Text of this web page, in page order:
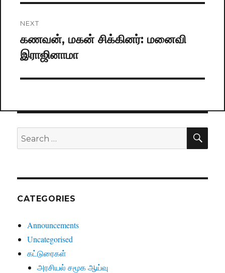
NEXT
Next
post:
கணவன், மகன் சிக்கினர்: மனைவி
இராஜினாமா
Search
for:
CATEGORIES
Announcements
Uncategorised
கட்டுரைகள்
அரசியல் சமூக ஆய்வு